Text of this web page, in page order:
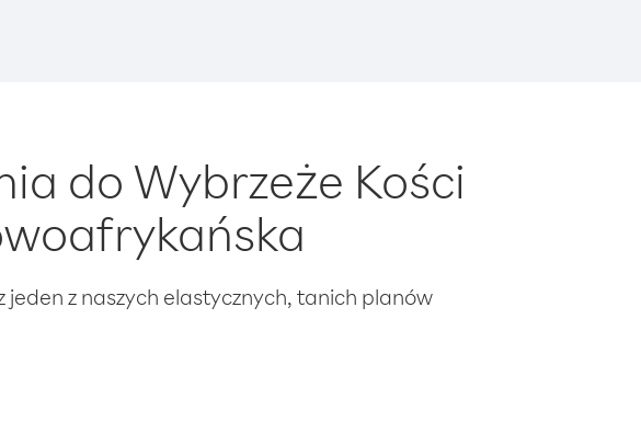
do Wybrzeże Kości
jeden z naszych elastycznych, tanich planów